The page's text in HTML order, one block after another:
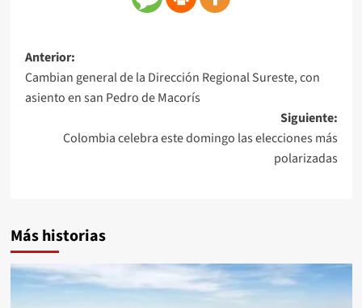
Anterior:
Cambian general de la Dirección Regional Sureste, con
asiento en san Pedro de Macorís
Siguiente:
Colombia celebra este domingo las elecciones más
polarizadas
Más historias